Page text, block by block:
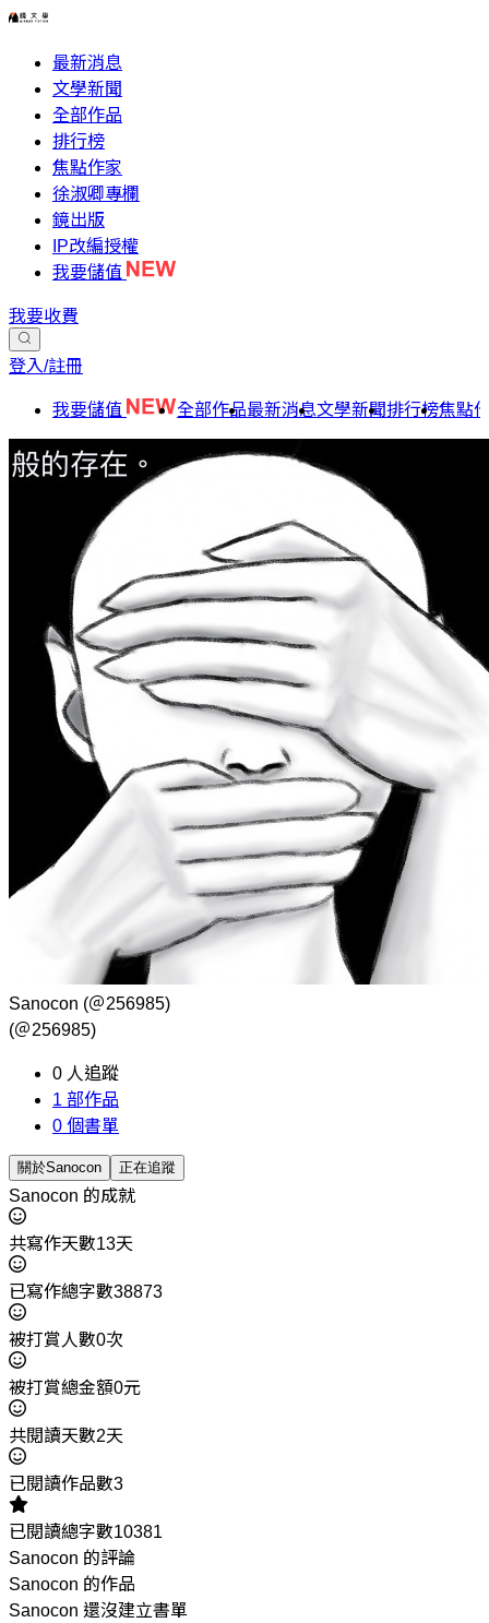
最新消息
文學新聞
全部作品
排行榜
焦點作家
徐淑卿專欄
鏡出版
IP改編授權
我要儲值
我要收費
登入/註冊
我要儲值 全部作品最新消息文學新聞排行榜焦點
Sanocon (＠256985)
(＠256985)
0 人追蹤
1 部作品
0 個書單
關於Sanocon 正在追蹤
Sanocon 的成就
共寫作天數13天
已寫作總字數38873
被打賞人數0次
被打賞總金額0元
共閱讀天數2天
已閱讀作品數3
已閱讀總字數10381
Sanocon 的評論
Sanocon 的作品
Sanocon 還沒建立書單